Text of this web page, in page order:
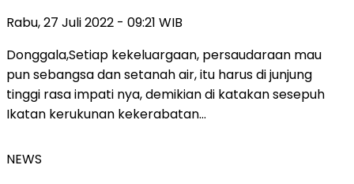
Rabu, 27 Juli 2022 - 09:21 WIB
Donggala,Setiap kekeluargaan, persaudaraan mau
pun sebangsa dan setanah air, itu harus di junjung
tinggi rasa impati nya, demikian di katakan sesepuh
Ikatan kerukunan kekerabatan…
NEWS